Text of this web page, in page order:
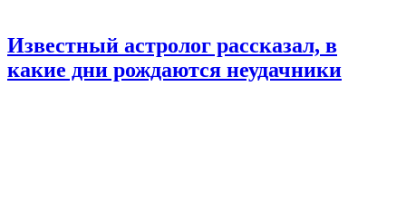
Известный астролог рассказал, в
какие дни рождаются неудачники